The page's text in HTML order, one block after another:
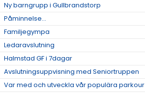
Ny barngrupp i Gullbrandstorp
Påminnelse...
Familjegympa
Ledaravslutning
Halmstad GF i 7dagar
Avslutningsuppvisning med Seniortruppen
Var med och utveckla vår populära parkour